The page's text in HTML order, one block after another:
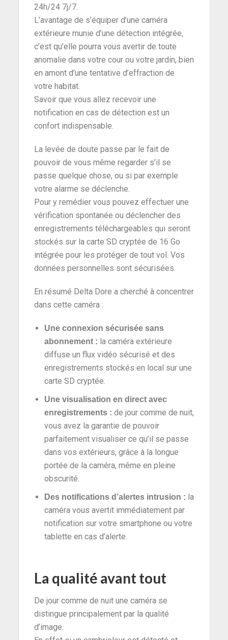
24h/24 7j/7.
L’avantage de s’équiper d’une caméra
extérieure munie d’une détection intégrée,
c’est qu’elle pourra vous avertir de toute
anomalie dans votre cour ou votre jardin, bien
en amont d’une tentative d’effraction de
votre habitat.
Savoir que vous allez recevoir une
notification en cas de détection est un
confort indispensable.
La levée de doute passe par le fait de
pouvoir de vous même regarder s’il se
passe quelque chose, ou si par exemple
votre alarme se déclenche.
Pour y remédier vous pouvez effectuer une
vérification spontanée ou déclencher des
enregistrements téléchargeables qui seront
stockés sur la carte SD cryptée de 16 Go
intégrée pour les protéger de tout vol. Vos
données personnelles sont sécurisées.
En résumé Delta Dore a cherché à concentrer
dans cette caméra :
Une connexion sécurisée sans
abonnement : la caméra extérieure
diffuse un flux vidéo sécurisé et des
enregistrements stockés en local sur une
carte SD cryptée.
Une visualisation en direct avec
enregistrements : de jour comme de nuit,
vous avez la garantie de pouvoir
parfaitement visualiser ce qu’il se passe
dans vos extérieurs, grâce à la longue
portée de la caméra, même en pleine
obscurité.
Des notifications d’alertes intrusion : la
caméra vous avertit immédiatement par
notification sur votre smartphone ou votre
tablette en cas d’alerte.
La qualité avant tout
De jour comme de nuit une caméra se
distingue principalement par la qualité
d’image.